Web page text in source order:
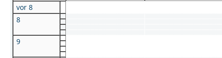
vor 8
8
9